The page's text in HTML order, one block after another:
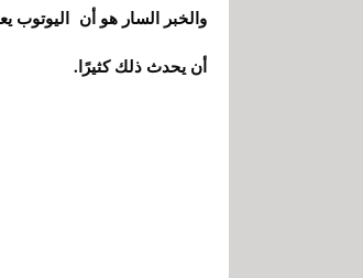
والخبر السار هو أن اليوتوب
أن يحدث ذلك كثيرًا.